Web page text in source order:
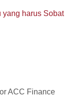
yang harus Sobat
ACC Finance